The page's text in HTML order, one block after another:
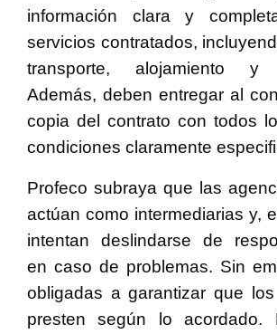
información clara y
servicios contratados,
transporte, alojamiento y
Además, deben entregar al
copia del contrato con todos
condiciones claramente
Profeco subraya que las
actúan como intermediarias y,
intentan deslindarse de
en caso de problemas. Sin
obligadas a garantizar que
presten según lo acordado.